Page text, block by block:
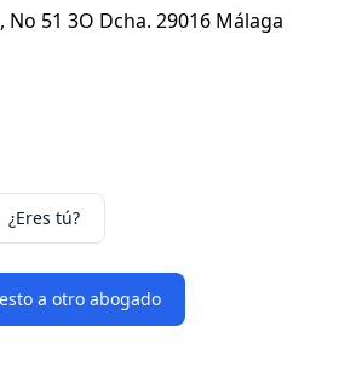
No 51 3O Dcha. 29016 Málaga
¿Eres tú?
a otro abogado